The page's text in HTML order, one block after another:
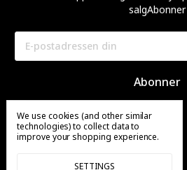
salgAbonner
postadresse
We use cookies (and other similar
technologies) to collect data to
improve your shopping experience.
SETTINGS